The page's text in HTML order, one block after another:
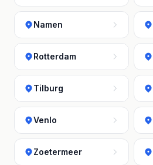
Namen
Rotterdam
Tilburg
Venlo
Zoetermeer